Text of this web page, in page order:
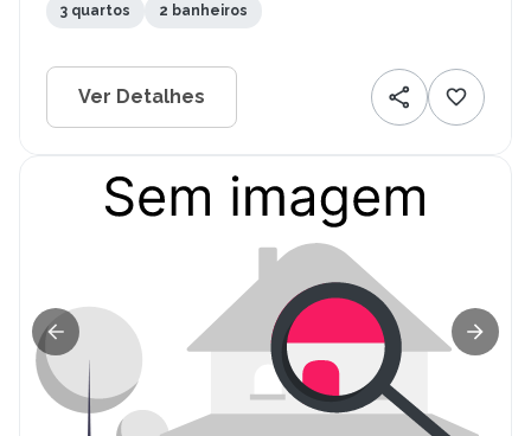
3 quartos 2 banheiros
Ver Detalhes